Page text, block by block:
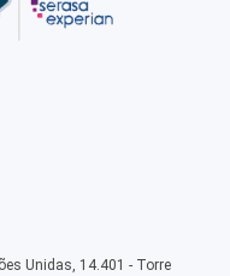
Unidas, 14.401 - Torre